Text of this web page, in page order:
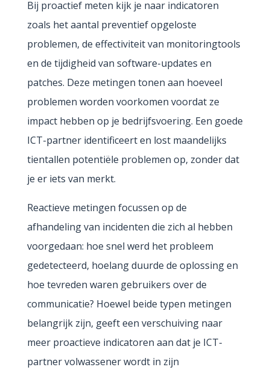
Bij proactief meten kijk je naar indicatoren
zoals het aantal preventief opgeloste
problemen, de effectiviteit van monitoringtools
en de tijdigheid van software-updates en
patches. Deze metingen tonen aan hoeveel
problemen worden voorkomen voordat ze
impact hebben op je bedrijfsvoering. Een goede
ICT-partner identificeert en lost maandelijks
tientallen potentiële problemen op, zonder dat
je er iets van merkt.
Reactieve metingen focussen op de
afhandeling van incidenten die zich al hebben
voorgedaan: hoe snel werd het probleem
gedetecteerd, hoelang duurde de oplossing en
hoe tevreden waren gebruikers over de
communicatie? Hoewel beide typen metingen
belangrijk zijn, geeft een verschuiving naar
meer proactieve indicatoren aan dat je ICT-
partner volwassener wordt in zijn